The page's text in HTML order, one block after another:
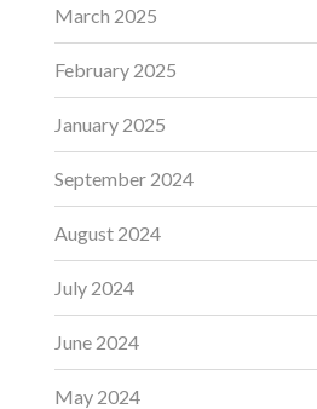
March 2025
February 2025
January 2025
September 2024
August 2024
July 2024
June 2024
May 2024